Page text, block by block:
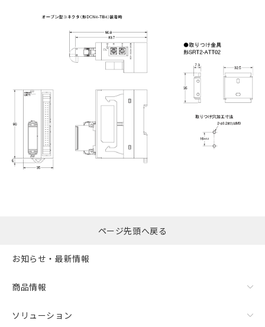
ページ先頭へ戻る
お知らせ・最新情報
商品情報
ソリューション